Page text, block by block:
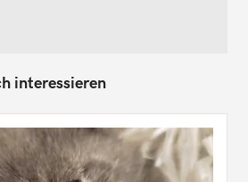
interessieren